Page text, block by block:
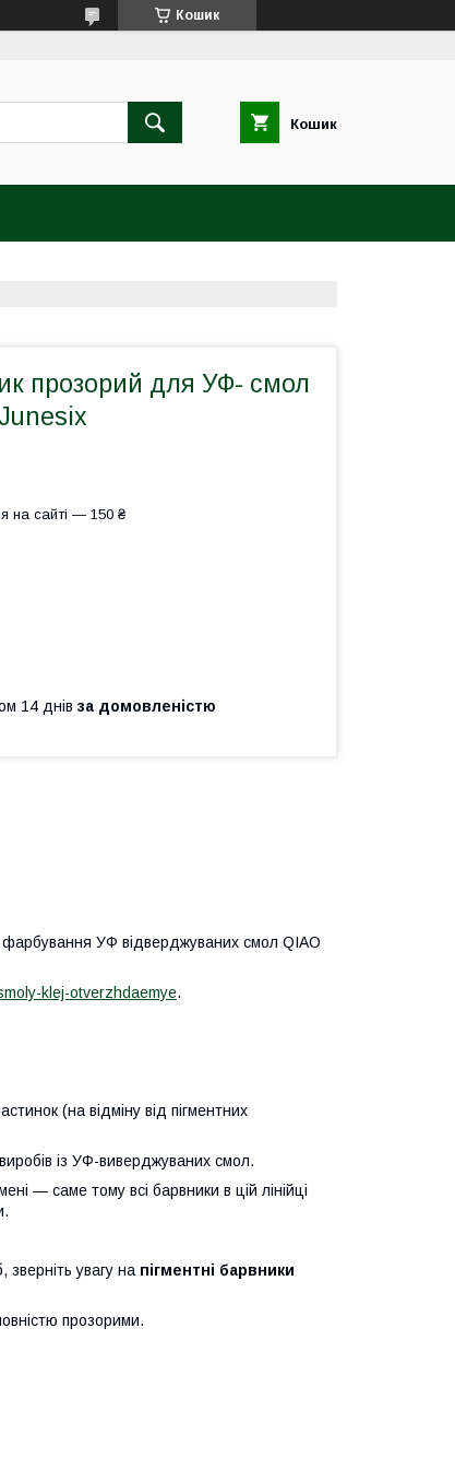
Кошик
Кошик
прозорий для УФ- смол
на сайті — 150 ₴
14 днів за домовленістю
УФ відверджуваних смол QIAO
klej-otverzhdaemye.
(на відміну від пігментних
із УФ-виверджуваних смол.
— саме тому всі барвники в цій лінійці
увагу на пігментні барвники
прозорими.